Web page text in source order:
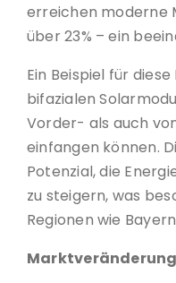
erreichen moderne
über 23% – ein
Ein Beispiel für
bifazialen
Vorder- als auch
einfangen können.
Potenzial, die
zu steigern, was
Regionen wie